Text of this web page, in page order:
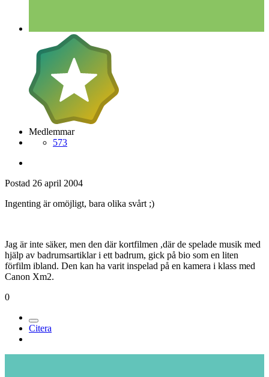
Medlemmar
573
Postad 26 april 2004
Ingenting är omöjligt, bara olika svårt ;)
Jag är inte säker, men den där kortfilmen ,där de spelade musik med
hjälp av badrumsartiklar i ett badrum, gick på bio som en liten
förfilm ibland. Den kan ha varit inspelad på en kamera i klass med
Canon Xm2.
0
Citera